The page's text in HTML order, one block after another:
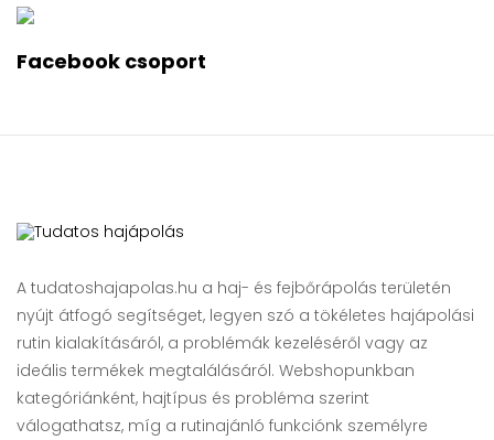
Facebook csoport
A tudatoshajapolas.hu a haj- és fejbőrápolás területén
nyújt átfogó segítséget, legyen szó a tökéletes hajápolási
rutin kialakításáról, a problémák kezeléséről vagy az
ideális termékek megtalálásáról. Webshopunkban
kategóriánként, hajtípus és probléma szerint
válogathatsz, míg a rutinajánló funkciónk személyre